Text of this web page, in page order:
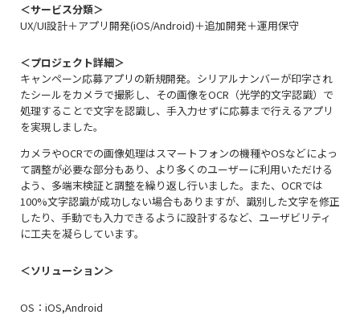
＜サービス分類＞
UX/UI設計＋アプリ開発(iOS/Android)＋追加開発＋運用保守
＜プロジェクト詳細＞
キャンペーン応募アプリの新規開発。シリアルナンバーが印字され
たシールをカメラで撮影し、その画像をOCR（光学的文字認識）で
処理することで文字を認識し、手入力せずに応募まで行えるアプリ
を実現しました。
カメラやOCRでの画像処理はスマートフォンの機種やOSなどによっ
て調整が必要な部分もあり、より多くのユーザーに利用いただける
よう、多端末検証と調整を繰り返し行いました。また、OCRでは
100%文字認識が成功しない場合もありますが、識別した文字を修正
したり、手動でも入力できるように設計するなど、ユーザビリティ
に工夫を凝らしています。
＜ソリューション＞
OS：iOS,Android